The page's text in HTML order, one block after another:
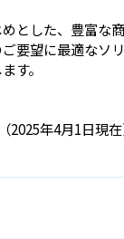
とした、豊富な
要望に最適なソ
す。
2025年4月1日現在